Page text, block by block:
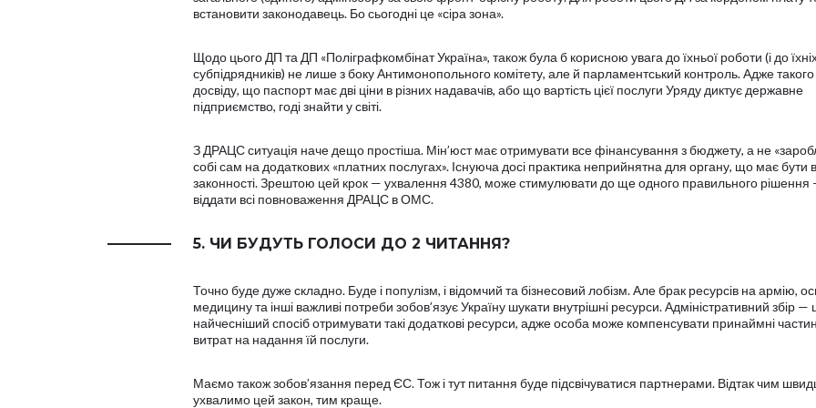
встановити законодавець. Бо сьогодні це «сіра зона».
Щодо цього ДП та ДП «Поліграфкомбінат Україна», також була б корисною увага до їхньої роботи (і до
субпідрядників) не лише з боку Антимонопольного комітету, але й парламентський контроль. Адже такого
досвіду, що паспорт має дві ціни в різних надавачів, або що вартість цієї послуги Уряду диктує державне
підприємство, годі знайти у світі.
З ДРАЦС ситуація наче дещо простіша. Мін’юст має отримувати все фінансування з бюджету, а не
собі сам на додаткових «платних послугах». Існуюча досі практика неприйнятна для органу, що має бути
законності. Зрештою цей крок — ухвалення 4380, може стимулювати до ще одного правильного рішення
віддати всі повноваження ДРАЦС в ОМС.
5. ЧИ БУДУТЬ ГОЛОСИ ДО 2 ЧИТАННЯ?
Точно буде дуже складно. Буде і популізм, і відомчий та бізнесовий лобізм. Але брак ресурсів на армію,
медицину та інші важливі потреби зобов’язує Україну шукати внутрішні ресурси. Адміністративний збір —
найчесніший спосіб отримувати такі додаткові ресурси, адже особа може компенсувати принаймні
витрат на надання їй послуги.
Маємо також зобов’язання перед ЄС. Тож і тут питання буде підсвічуватися партнерами. Відтак чим
ухвалимо цей закон, тим краще.